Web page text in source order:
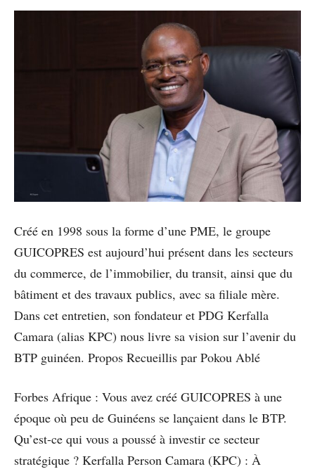
Créé en 1998 sous la forme d’une PME, le groupe
GUICOPRES est aujourd’hui présent dans les secteurs
du commerce, de l’immobilier, du transit, ainsi que du
bâtiment et des travaux publics, avec sa filiale mère.
Dans cet entretien, son fondateur et PDG Kerfalla
Camara (alias KPC) nous livre sa vision sur l’avenir du
BTP guinéen. Propos Recueillis par Pokou Ablé
Forbes Afrique : Vous avez créé GUICOPRES à une
époque où peu de Guinéens se lançaient dans le BTP.
Qu’est-ce qui vous a poussé à investir ce secteur
stratégique ? Kerfalla Person Camara (KPC) : À